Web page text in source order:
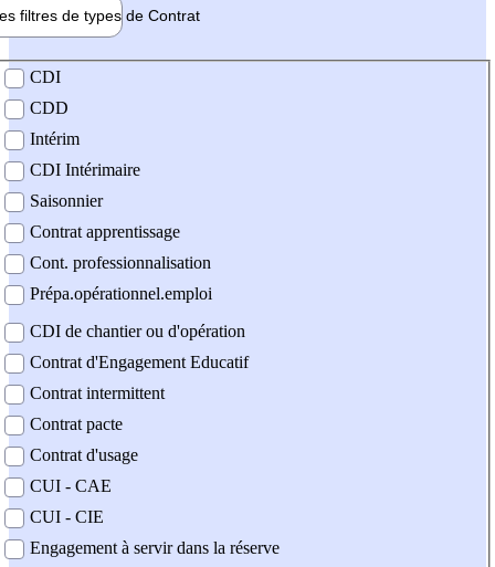
filtres de types de Contrat
contrat
CDI
CDD
Intérim
CDI Intérimaire
Saisonnier
Contrat apprentissage
Cont. professionnalisation
Prépa.opérationnel.emploi
CDI de chantier ou d'opération
Contrat d'Engagement Educatif
Contrat intermittent
Contrat pacte
Contrat d'usage
CUI - CAE
CUI - CIE
Engagement à servir dans la réserve